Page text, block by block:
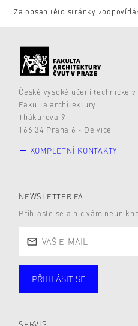
Za obsah této stránky zodpovídá:
České vysoké učení technické v
Fakulta architektury
Thákurova 9
166 34 Praha 6 - Dejvice
KOMPLETNÍ KONTAKTY
NEWSLETTER FA
Přihlaste se a nic vám neunikne.
Studující
PŘIHLÁSIT SE
SERVIS